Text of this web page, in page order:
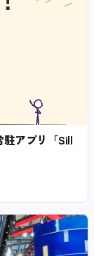
アプリ「Sill